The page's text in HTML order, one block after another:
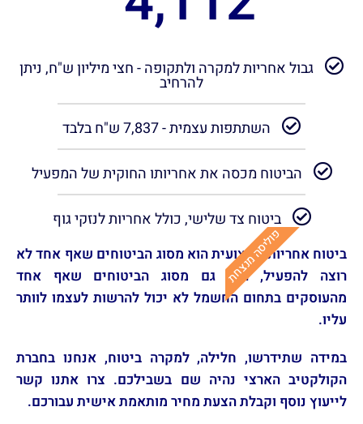
גבול אחריות למקרה ולתקופה - חצי מיליון ש"ח, ניתן
להרחיב
השתתפות עצמית - 7,837 ש"ח בלבד
הביטוח מכסה את אחריותו החוקית של המפעיל
ביטוח צד שלישי, כולל אחריות לנזקי גוף
פוליסה מנצחת
ביטוח אחריות מקצועית הוא מסוג הביטוחים שאף אחד לא
רוצה להפעיל, הוא גם מסוג הביטוחים שאף אחד
מהעוסקים בתחום החשמל לא יכול להרשות לעצמו לוותר
עליו.
במידה שתידרשו, חלילה, למקרה ביטוח, אנחנו בחברת
הקולקטיב הארצי נהיה שם בשבילכם. צרו אתנו קשר
לייעוץ נוסף וקבלת הצעת מחיר מותאמת אישית עבורכם.